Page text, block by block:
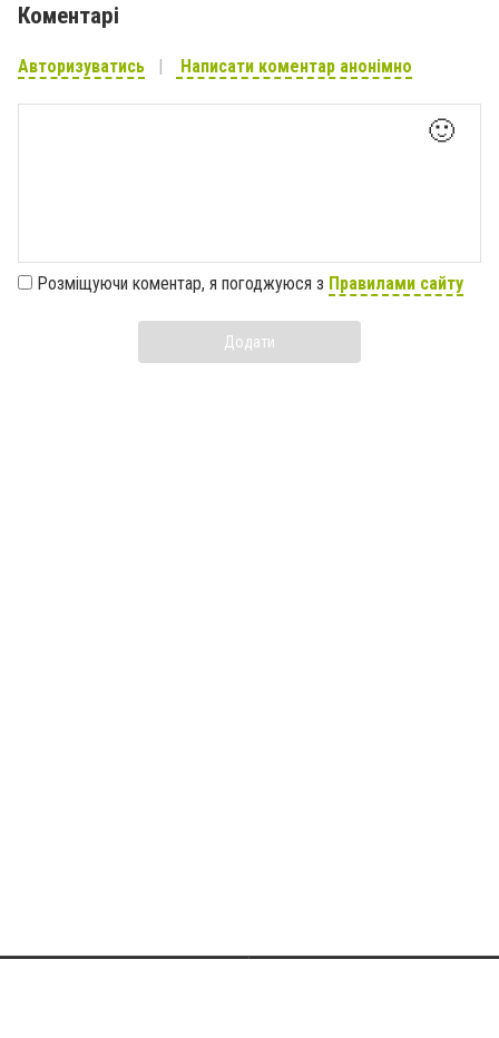
Коментарі
Авторизуватись Написати коментар анонімно
🙂
Розміщуючи коментар, я погоджуюся з Правилами сайту
Додати